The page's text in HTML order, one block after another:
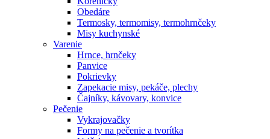
Obedáre
Termosky, termomisy, termohrnčeky
Misy kuchynské
Varenie
Hrnce, hrnčeky
Panvice
Pokrievky
Zapekacie misy, pekáče, plechy
Čajníky, kávovary, konvice
Pečenie
Vykrajovačky
Formy na pečenie a tvorítka